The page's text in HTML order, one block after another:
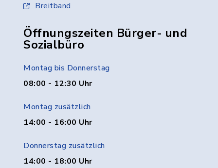
Breitband
Öffnungszeiten Bürger- und
Sozialbüro
Montag bis Donnerstag
08:00 - 12:30 Uhr
Montag zusätzlich
14:00 - 16:00 Uhr
Donnerstag zusätzlich
14:00 - 18:00 Uhr